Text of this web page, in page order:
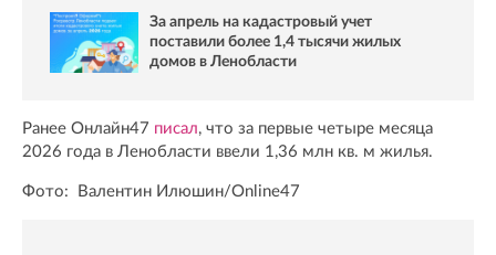
За апрель на кадастровый учет
поставили более 1,4 тысячи жилых
домов в Ленобласти
Ранее Онлайн47 писал, что за первые четыре месяца
2026 года в Ленобласти ввели 1,36 млн кв. м жилья.
Фото: Валентин Илюшин/Online47